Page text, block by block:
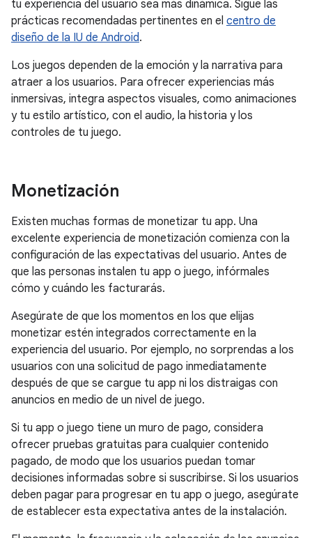
tu experiencia del usuario sea más dinámica. Sigue las
prácticas recomendadas pertinentes en el centro de
diseño de la IU de Android.
Los juegos dependen de la emoción y la narrativa para
atraer a los usuarios. Para ofrecer experiencias más
inmersivas, integra aspectos visuales, como animaciones
y tu estilo artístico, con el audio, la historia y los
controles de tu juego.
Monetización
Existen muchas formas de monetizar tu app. Una
excelente experiencia de monetización comienza con la
configuración de las expectativas del usuario. Antes de
que las personas instalen tu app o juego, infórmales
cómo y cuándo les facturarás.
Asegúrate de que los momentos en los que elijas
monetizar estén integrados correctamente en la
experiencia del usuario. Por ejemplo, no sorprendas a los
usuarios con una solicitud de pago inmediatamente
después de que se cargue tu app ni los distraigas con
anuncios en medio de un nivel de juego.
Si tu app o juego tiene un muro de pago, considera
ofrecer pruebas gratuitas para cualquier contenido
pagado, de modo que los usuarios puedan tomar
decisiones informadas sobre si suscribirse. Si los usuarios
deben pagar para progresar en tu app o juego, asegúrate
de establecer esta expectativa antes de la instalación.